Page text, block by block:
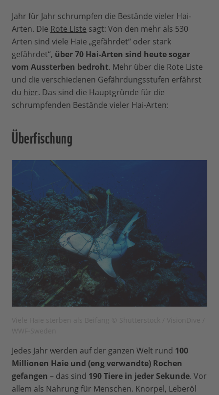
Jahr für Jahr schrumpfen die Bestände vieler Hai-
Arten. Die Rote Liste sagt: Von den mehr als 530
Arten sind viele Haie „gefährdet“ oder stark
gefährdet“, über 70 Hai-Arten sind heute sogar
vom Aussterben bedroht. Mehr über die Rote Liste
und die verschiedenen Gefährdungsstufen erfährst
du hier. Das sind die Hauptgründe für die
schrumpfenden Bestände vieler Hai-Arten:
Überfischung
Jedes Jahr werden auf der ganzen Welt rund 100
Millionen Haie und (eng verwandte) Rochen
gefangen – das sind 190 Tiere in jeder Sekunde. Vor
allem als Nahrung für Menschen. Knorpel, Leberöl